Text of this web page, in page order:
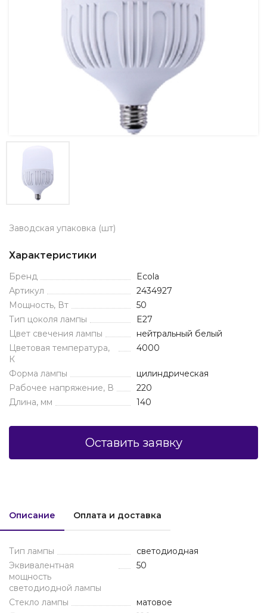
Заводская упаковка (шт)
Характеристики
Бренд
Ecola
Артикул
2434927
Мощность, Вт
50
Тип цоколя лампы
E27
Цвет свечения лампы
нейтральный белый
Цветовая температура,
К
4000
Форма лампы
цилиндрическая
Рабочее напряжение, В
220
Длина, мм
140
Оставить заявку
Описание Оплата и доставка
Тип лампы
светодиодная
Эквивалентная
мощность
светодиодной лампы
50
Стекло лампы
матовое